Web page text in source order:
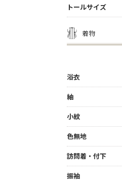
トールサイズ
着物
浴衣
紬
小紋
色無地
訪問着・付下
振袖